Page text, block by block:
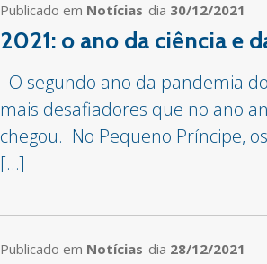
Publicado em Notícias dia 30/12/2021
2021: o ano da ciência e
O segundo ano da pandemia
mais desafiadores que no ano
chegou. No Pequeno Príncipe,
[…]
Publicado em Notícias dia 28/12/2021